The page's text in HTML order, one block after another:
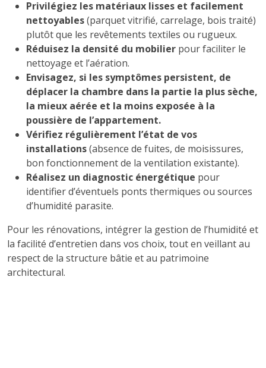
Privilégiez les matériaux lisses et facilement
nettoyables(parquet vitrifié, carrelage, bois traité)
plutôt que les revêtements textiles ou rugueux.
Réduisez la densité du mobilier pour faciliter le
nettoyage et l’aération.
Envisagez, si les symptômes persistent, de
déplacer la chambre dans la partie la plus sèche,
la mieux aérée et la moins exposée à la
poussière de l’appartement.
Vérifiez régulièrement l’état de vos
installations(absence de fuites, de moisissures,
bon fonctionnement de la ventilation existante).
Réalisez un diagnostic énergétique pour
identifier d’éventuels ponts thermiques ou sources
d’humidité parasite.
Pour les rénovations, intégrer la gestion de l’humidité et
la facilité d’entretien dans vos choix, tout en veillant au
respect de la structure bâtie et au patrimoine
architectural.